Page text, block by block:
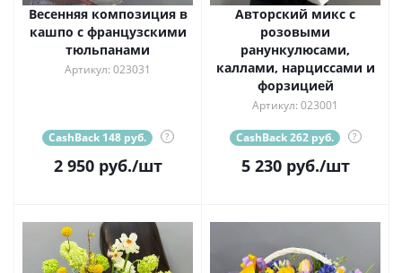
Весенняя композиция в
кашпо с французскими
тюльпанами
Артикул: 023031
CashBack 148 руб. ?
2 950руб./шт
Авторский микс с
розовыми
ранункулюсами,
каллами, нарциссами и
форзицией
Артикул: 023001
CashBack 262 руб. ?
5 230руб./шт